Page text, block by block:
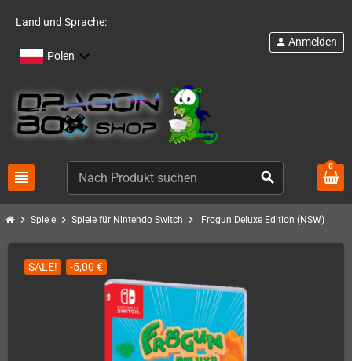
Land und Sprache:
Polen
view_headline search
person Anmelden
0
chevron_right Spiele chevron_right Spiele für Nintendo Switch chevron_right Frogun Deluxe Edition (NSW)
SALE! -5,00 €